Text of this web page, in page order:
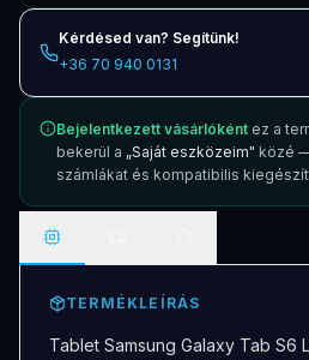
Kérdésed van? Segítünk!
+36 70 940 0131
Bejelentkezett vásárlóként ez a
bekerül a „Saját eszközeim" közé
számlákat és kompatibilis
TERMÉKLEÍRÁS
Tablet Samsung Galaxy Tab S6